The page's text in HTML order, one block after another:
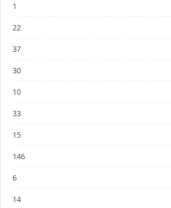
1
22
37
30
10
33
15
146
6
14